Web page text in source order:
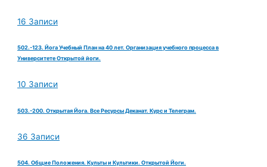
16 Записи
502.-123. Йога Учебный План на 40 лет. Организация учебного процесса в
Университете Открытой йоги.
10 Записи
503.-200. Открытая Йога. Все Ресурсы Деканат. Курс и Телеграм.
36 Записи
504. Общие Положения. Культы и Культики. Открытой Йоги.